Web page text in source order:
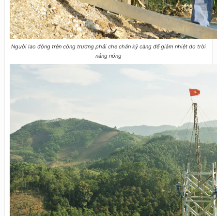
Người lao động trên công trường phải che chắn kỹ càng để giảm nhiệt do trời
nắng nóng